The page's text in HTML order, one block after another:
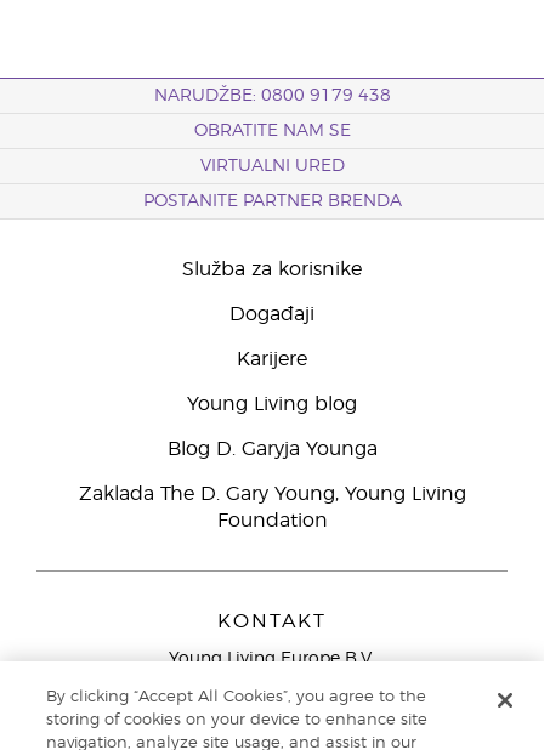
NARUDŽBE: 0800 9179 438
OBRATITE NAM SE
VIRTUALNI URED
POSTANITE PARTNER BRENDA
Služba za korisnike
Događaji
Karijere
Young Living blog
Blog D. Garyja Younga
Zaklada The D. Gary Young, Young Living
Foundation
KONTAKT
Young Living Europe B.V.
9727 AJ Groningen
By clicking “Accept All Cookies”, you agree to the
storing of cookies on your device to enhance site
navigation, analyze site usage, and assist in our